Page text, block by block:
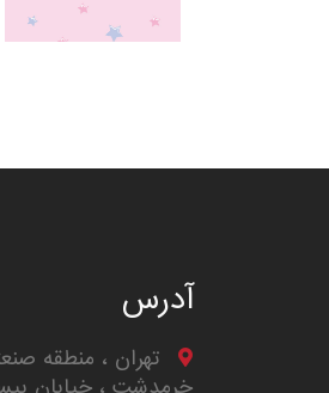
آدرس
تهران ، منطقه